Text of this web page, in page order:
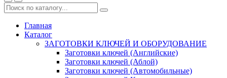
Главная
Каталог
ЗАГОТОВКИ КЛЮЧЕЙ И ОБОРУДОВАНИЕ
Заготовки ключей (Английские)
Заготовки ключей (Аблой)
Заготовки ключей (Автомобильные)